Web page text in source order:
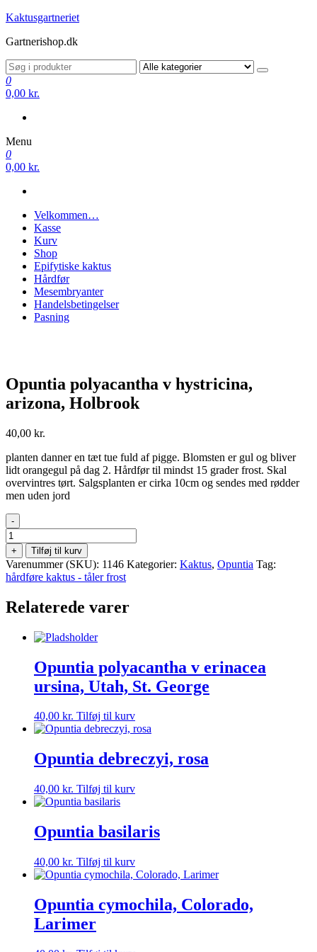
Videre
indhold
Kaktusgartneriet
Gartnerishop.dk
0
0,00 kr.
Menu
0
0,00 kr.
Velkommen…
Kasse
Kurv
Shop
Epifytiske kaktus
Hårdfør
Mesembryanter
Handelsbetingelser
Pasning
Opuntia polyacantha v hystricina,
arizona, Holbrook
40,00 kr.
planten danner en tæt tue fuld af pigge. Blomsten er gul og bliver
lidt orangegul på dag 2. Hårdfør til mindst 15 grader frost. Skal
overvintres tørt. Salgsplanten er cirka 10cm og sendes med rødder
men uden jord
-
Opuntia
polyacantha
v
hystricina,
arizona,
antal
+ Tilføj til kurv
Varenummer (SKU): 1146 Kategorier: Kaktus, Opuntia Tag:
hårdføre kaktus - tåler frost
Relaterede varer
Opuntia polyacantha v erinacea
ursina, Utah, St. George
40,00 kr. Tilføj til kurv
Opuntia debreczyi, rosa
40,00 kr. Tilføj til kurv
Opuntia basilaris
40,00 kr. Tilføj til kurv
Opuntia cymochila, Colorado,
Larimer